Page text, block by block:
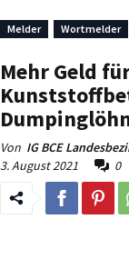
Melder Wortmelder
Mehr Geld
Von IG BCE
3. August 2021
0